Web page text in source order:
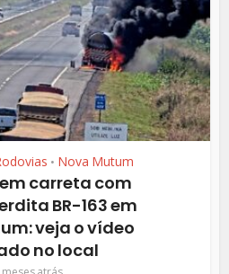
• Nova Mutum
carreta com
BR-163 em
veja o vídeo
no local